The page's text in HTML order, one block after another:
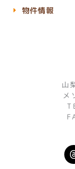
山
メ
物件情報